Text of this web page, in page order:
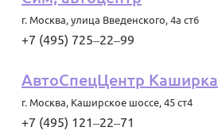
г. Москва, улица Введенского, 4а ст6
+7 (495) 725‒22‒99
АвтоСпецЦентр Каширка
г. Москва, Каширское шоссе, 45 ст4
+7 (495) 121‒22‒71